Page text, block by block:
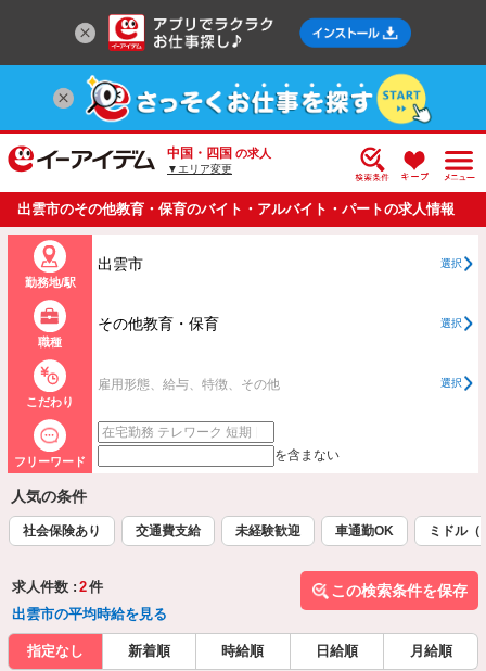
中国・四国 の求人
▼エリア変更
出雲市のその他教育・保育のバイト・アルバイト・パートの求人情報
一覧
勤務地/駅
出雲市 選択
職種
その他教育・保育 選択
こだわり
雇用形態、給与、特徴、その他 選択
フリーワード を含まない
人気の条件
社会保険あり 交通費支給 未経験歓迎 車通勤OK ミドル
求人件数 : 2件
出雲市の平均時給を見る
この検索条件を保存
指定なし 新着順 時給順 日給順 月給順